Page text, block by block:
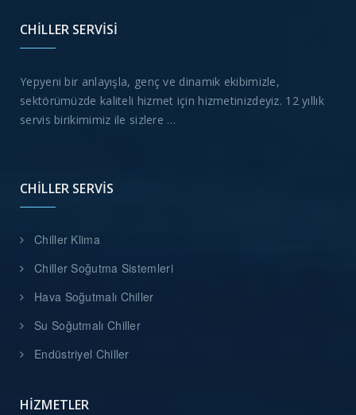
CHILLER SERVISI
Yepyeni bir anlayışla, genç ve dinamik ekibimizle,
sektörümüzde kaliteli hizmet için hizmetinizdeyiz. 12 yıllık
servis birikimimiz ile sizlere …
CHILLER SERVIS
Chiller Klima
Chiller Soğutma Sistemleri
Hava Soğutmalı Chiller
Su Soğutmalı Chiller
Endüstriyel Chiller
HIZMETLER